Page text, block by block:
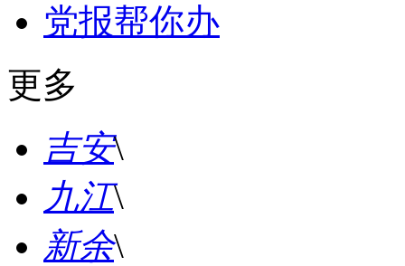
党报帮你办
更多
吉安\
九江\
新余\